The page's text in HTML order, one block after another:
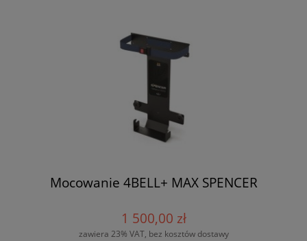
Mocowanie 4BELL+ MAX SPENCER
1 500,00 zł
zawiera 23% VAT, bez kosztów dostawy